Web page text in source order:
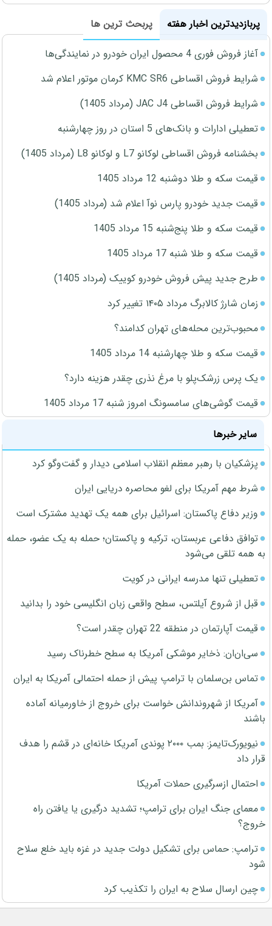
پربازدیدترین اخبار هفته
پربحث ترین ها
آغاز فروش فوری 4 محصول ایران خودرو در نمایندگی‌ها
شرایط فروش اقساطی KMC SR6 کرمان موتور اعلام شد
شرایط فروش اقساطی JAC J4 (مرداد 1405)
تعطیلی ادارات و بانک‌های 5 استان در روز چهارشنبه
بخشنامه فروش اقساطی لوکانو L7 و لوکانو L8 (مرداد 1405)
قیمت سکه و طلا دوشنبه 12 مرداد 1405
قیمت جدید خودرو پارس نوآ اعلام شد (مرداد 1405)
قیمت سکه و طلا پنج‌شنبه 15 مرداد 1405
قیمت سکه و طلا شنبه 17 مرداد 1405
طرح جدید پیش فروش خودرو کوییک (مرداد 1405)
زمان شارژ کالابرگ مرداد ۱۴۰۵ تغییر کرد
محبوب‌ترین محله‌های تهران کدامند؟
قیمت سکه و طلا چهارشنبه 14 مرداد 1405
یک پرس زرشک‌پلو با مرغ نذری چقدر هزینه دارد؟
قیمت گوشی‌های سامسونگ امروز شنبه 17 مرداد 1405
سایر خبرها
پزشکیان با رهبر معظم انقلاب اسلامی دیدار و گفت‌وگو کرد
شرط مهم آمریکا برای لغو محاصره دریایی ایران
وزیر دفاع پاکستان: اسرائیل برای همه یک تهدید مشترک است
توافق دفاعی عربستان، ترکیه و پاکستان؛ حمله به یک عضو، حمله
به همه تلقی می‌شود
تعطیلی تنها مدرسه ایرانی در کویت
قبل از شروع آیلتس، سطح واقعی زبان انگلیسی خود را بدانید
قیمت آپارتمان در منطقه 22 تهران چقدر است؟
سی‌ان‌ان: ذخایر موشکی آمریکا به سطح خطرناک رسید
تماس بن‌سلمان با ترامپ پیش از حمله احتمالی آمریکا به ایران
آمریکا از شهروندانش خواست برای خروج از خاورمیانه آماده
باشند
نیویورک‌تایمز: بمب ۲۰۰۰ پوندی آمریکا خانه‌ای در قشم را هدف
قرار داد
احتمال ازسرگیری حملات آمریکا
معمای جنگ ایران برای ترامپ؛ تشدید درگیری یا یافتن راه
خروج؟
ترامپ: حماس برای تشکیل دولت جدید در غزه باید خلع سلاح
شود
چین ارسال سلاح به ایران را تکذیب کرد